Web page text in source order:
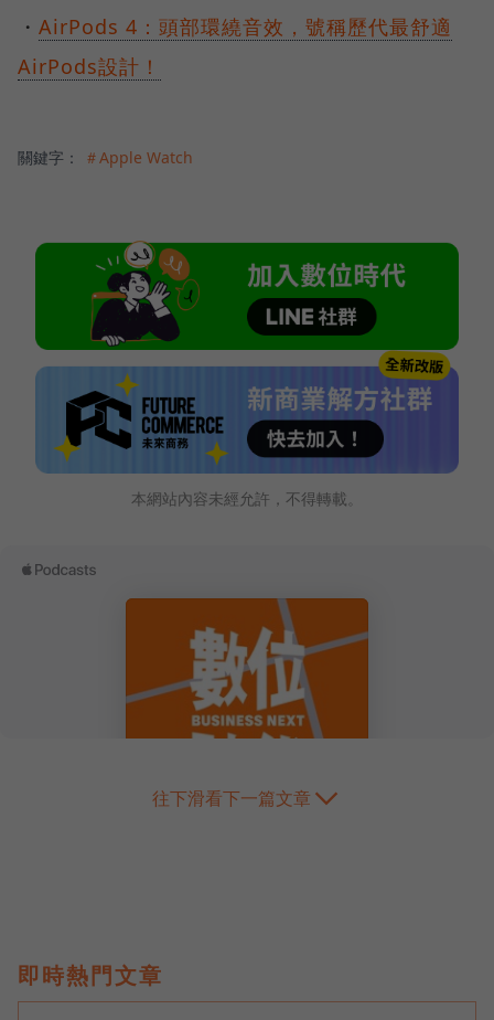
・ AirPods 4：頭部環繞音效，號稱歷代最舒適
AirPods設計！
關鍵字： ＃Apple Watch
本網站內容未經允許，不得轉載。
往下滑看下一篇文章
即時熱門文章